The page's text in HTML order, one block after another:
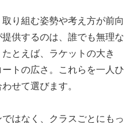
り組む姿勢や考え方が前向
供するのは、誰でも無理な
とえば、ラケットの大き
トの広さ。これらを一人ひ
せて選びます。
はなく、クラスごとにもっ